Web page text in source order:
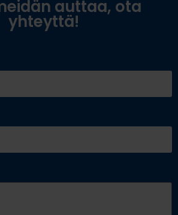
auttaa, ota
yhteyttä!